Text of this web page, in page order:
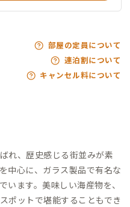
部屋の定員について
連泊割について
キャンセル料について
れ、歴史感じる街並みが素
中心に、ガラス製品で有名な
います。美味しい海産物を、
ポットで堪能することもでき